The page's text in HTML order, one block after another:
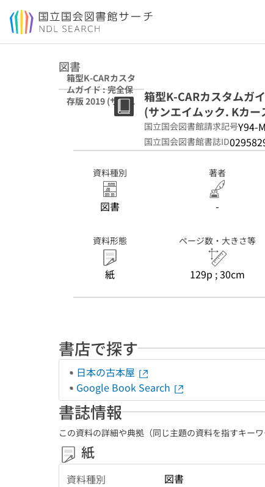
本文へ移動
図書
箱型K-CARカスタ
ムガイド : 完全保
存版 2019 (サンエ
イムック. Kカー
Vol.24)
箱型K-CARカスタムガ
(サンエイムック. Kカ
国立国会図書館請求記号Y94-
国立国会図書館書誌ID
資料種別
図書
著者
-
資料形態
紙
ページ数・大きさ等
129p ; 30cm
書店で探す
日本の古本屋
Google Book Search
書誌情報
この資料の詳細や典拠（同じ主題の資料を指すキー
紙
資料種別 図書